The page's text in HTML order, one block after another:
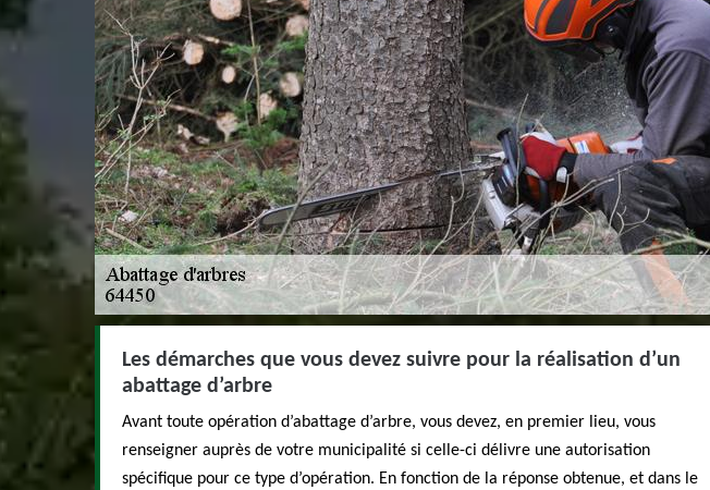
Les démarches que vous devez suivre pour la réalisation d’un
abattage d’arbre
Avant toute opération d’abattage d’arbre, vous devez, en premier lieu, vous
renseigner auprès de votre municipalité si celle-ci délivre une autorisation
spécifique pour ce type d’opération. En fonction de la réponse obtenue, et dans le